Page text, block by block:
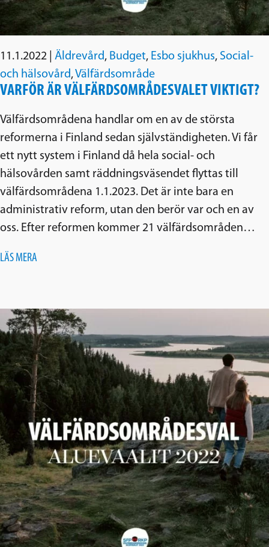
11.1.2022 Äldrevård, Budget, Esbo sjukhus, Social-
och hälsovård,Välfärdsområde
VARFÖR ÄR VÄLFÄRDSOMRÅDESVALET VIKTIGT?
Välfärdsområdena handlar om en av de största
reformerna i Finland sedan självständigheten. Vi får
ett nytt system i Finland då hela social- och
hälsovården samt räddningsväsendet flyttas till
välfärdsområdena 1.1.2023. Det är inte bara en
administrativ reform, utan den berör var och en av
oss. Efter reformen kommer 21 välfärdsområden…
LÄS MERA